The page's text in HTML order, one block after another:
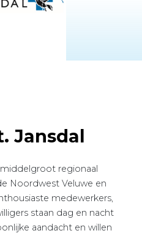
Jansdal
regionaal
Noordwest Veluwe en
medewerkers,
staan dag en nacht
aandacht en willen